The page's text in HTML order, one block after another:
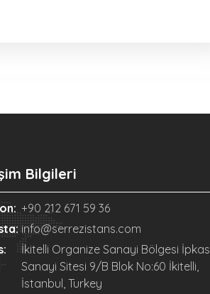
Bilgileri
+90 212 671 59 36
info@serrezistans.com
İkitelli Organize Sanayi Bölgesi İpkas
Sanayi Sitesi 9/B Blok No:60 İkitelli,
İstanbul, Turkey